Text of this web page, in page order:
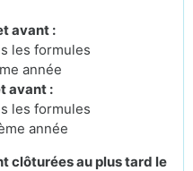
avant :
les formules
année
avant :
les formules
année
clôturées au plus tard le